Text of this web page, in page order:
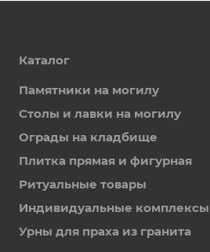
Каталог
Памятники на могилу
Столы и лавки на могилу
Ограды на кладбище
Плитка прямая и фигурная
Ритуальные товары
Индивидуальные комплексы
Урны для праха из гранита